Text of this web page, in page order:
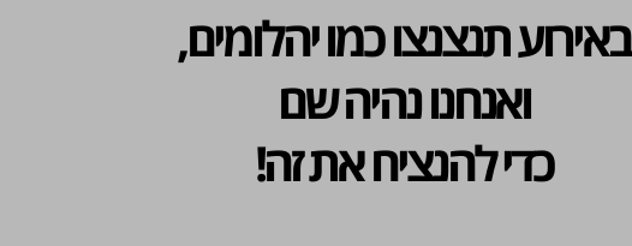
באירוע תנצנצו כמו יהלומים,
ואנחנו נהיה שם
כדי להנציח את זה!